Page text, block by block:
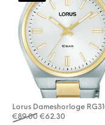
Lorus Dameshorloge
€89.00 Oorspronkelijke
€62.30 Huidige